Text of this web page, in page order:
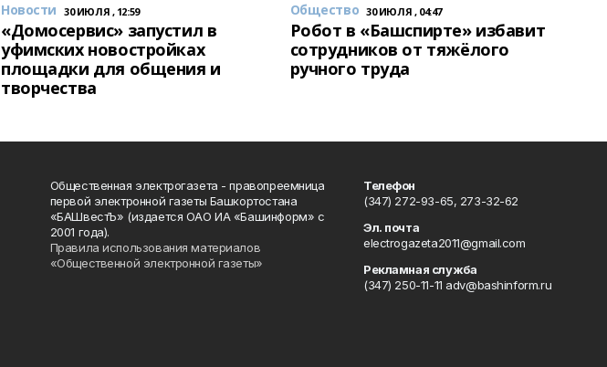
Новости 30 ИЮЛЯ , 12:59
«Домосервис» запустил в
уфимских новостройках
площадки для общения и
творчества
Общество 30 ИЮЛЯ , 04:47
Робот в «Башспирте» избавит
сотрудников от тяжёлого
ручного труда
Общественная электрогазета - правопреемница
первой электронной газеты Башкортостана
«БАШвестЪ» (издается ОАО ИА «Башинформ» с
2001 года).
Правила использования материалов
«Общественной электронной газеты»
Телефон
(347) 272-93-65, 273-32-62
Эл. почта
electrogazeta2011@gmail.com
Рекламная служба
(347) 250-11-11 adv@bashinform.ru